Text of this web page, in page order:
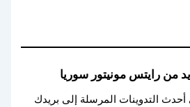
من رايتس مونيتور سوريا
التدوينات المرسلة إلى بريدك